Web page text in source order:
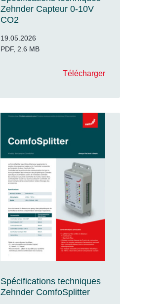
Zehnder Capteur 0-10V
CO2
19.05.2026
PDF, 2.6 MB
Télécharger
Spécifications techniques
Zehnder ComfoSplitter